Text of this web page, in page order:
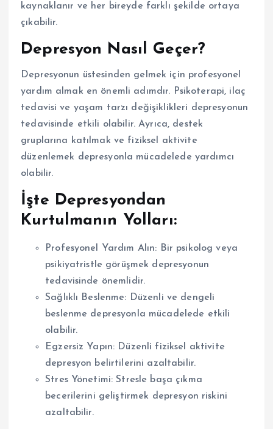
kaynaklanır ve her bireyde farklı şekilde ortaya
çıkabilir.
Depresyon Nasıl Geçer?
Depresyonun üstesinden gelmek için profesyonel
yardım almak en önemli adımdır. Psikoterapi, ilaç
tedavisi ve yaşam tarzı değişiklikleri depresyonun
tedavisinde etkili olabilir. Ayrıca, destek
gruplarına katılmak ve fiziksel aktivite
düzenlemek depresyonla mücadelede yardımcı
olabilir.
İşte Depresyondan
Kurtulmanın Yolları:
Profesyonel Yardım Alın: Bir psikolog veya
psikiyatristle görüşmek depresyonun
tedavisinde önemlidir.
Sağlıklı Beslenme: Düzenli ve dengeli
beslenme depresyonla mücadelede etkili
olabilir.
Egzersiz Yapın: Düzenli fiziksel aktivite
depresyon belirtilerini azaltabilir.
Stres Yönetimi: Stresle başa çıkma
becerilerini geliştirmek depresyon riskini
azaltabilir.